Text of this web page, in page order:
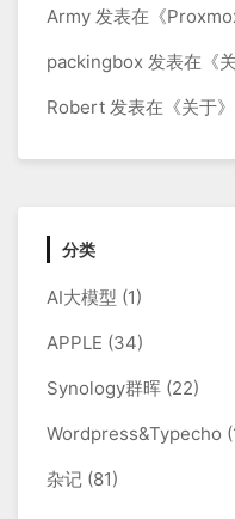
Army 发表在《
packingbox 发表在《
Robert 发表在《关于》
分类
AI大模型 (1)
APPLE (34)
Synology群晖 (22)
Wordpress&Typecho
杂记 (81)